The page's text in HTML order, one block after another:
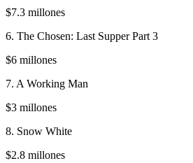
$7.3 millones
6. The Chosen: Last Supper Part 3
$6 millones
7. A Working Man
$3 millones
8. Snow White
$2.8 millones